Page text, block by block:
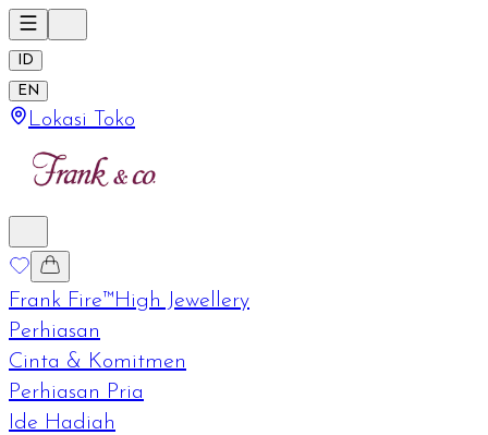
ID
EN
Lokasi Toko
Frank Fire™High Jewellery
Perhiasan
Cinta & Komitmen
Perhiasan Pria
Ide Hadiah